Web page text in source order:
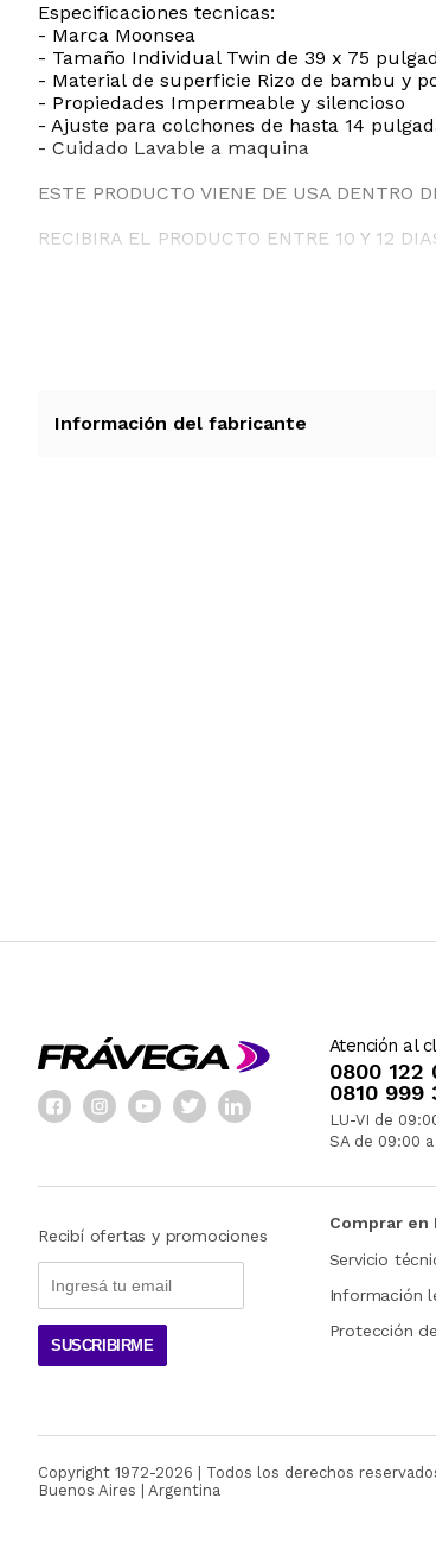
Especificaciones tecnicas:
- Marca Moonsea
- Tamaño Individual Twin de 39 x 75
- Material de superficie Rizo de bambu y
- Propiedades Impermeable y silencioso
- Ajuste para colchones de hasta 14
- Cuidado Lavable a maquina
ESTE PRODUCTO VIENE DE USA DENTRO
RECIBIRA EL PRODUCTO ENTRE 10 Y 12
Información del fabricante
Atención al
0800 122
0810 999
LU-VI de
SA de 09:00 a
Recibí ofertas y promociones
SUSCRIBIRME
Comprar en
Servicio
Información
Protección
Copyright 1972-2026 | Todos los derechos
Buenos Aires | Argentina